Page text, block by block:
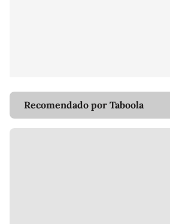
Recomendado por Taboola